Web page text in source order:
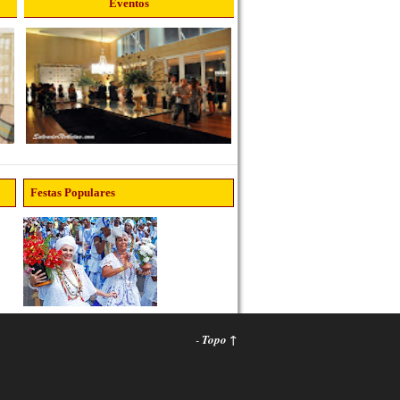
Eventos
Festas Populares
- Topo ↑